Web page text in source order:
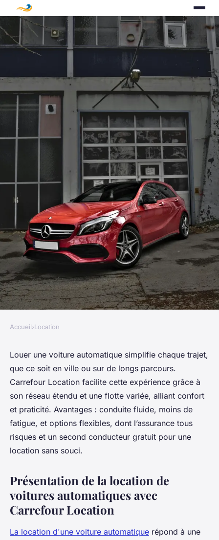
Location voiture automatique :
confort et praticité garantis
Nina •22 août 2025• 6 min de lecture
Accueil›Location
Louer une voiture automatique simplifie chaque trajet,
que ce soit en ville ou sur de longs parcours.
Carrefour Location facilite cette expérience grâce à
son réseau étendu et une flotte variée, alliant confort
et praticité. Avantages : conduite fluide, moins de
fatigue, et options flexibles, dont l’assurance tous
risques et un second conducteur gratuit pour une
location sans souci.
Présentation de la location de
voitures automatiques avec
Carrefour Location
La location d'une voiture automatique répond à une